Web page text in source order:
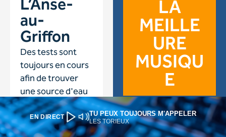
EN DIRECT TU PEUX TOUJOURS M'APPELER
LES TORIEUX